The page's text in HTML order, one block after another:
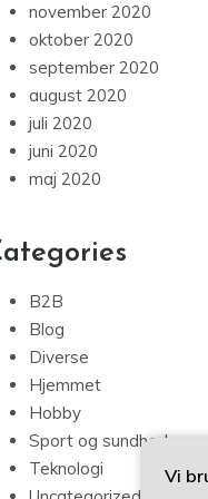
november 2020
oktober 2020
september 2020
august 2020
juli 2020
juni 2020
maj 2020
B2B
Blog
Diverse
Hjemmet
Hobby
Sport og sundhed
Teknologi
Vi